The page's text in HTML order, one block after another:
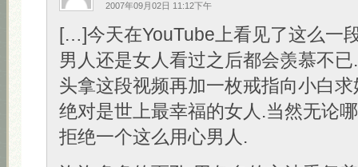
2007年09月02日 11:12下午
[…]今天在YouTube上看见了这么一
男人还是女人看过之后都会羡慕不
头拿这段视频再加一枚戒指向小白
绝对是世上最幸福的女人.当然无论
拒绝一个这么用心男人.